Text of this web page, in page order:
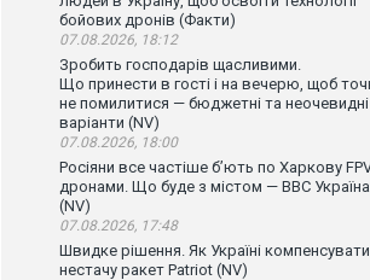
бойових дронів (Факти)
07.08.2026, 18:12
Зробить господарів щасливими.
Що принести в гості і на вечерю, щоб
не помилитися — бюджетні та неочевидні
варіанти (NV)
07.08.2026, 18:00
Росіяни все частіше бʼють по Харкову
дронами. Що буде з містом — ВВС Україна
(NV)
07.08.2026, 17:48
Швидке рішення. Як Україні компенсувати
нестачу ракет Patriot (NV)